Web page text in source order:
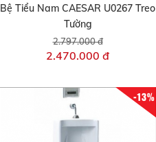
Bệ Tiểu Nam CAESAR U0267 Treo
Tường
2.797.000 đ
2.470.000 đ
-13%